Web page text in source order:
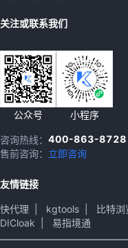
关注或联系我们
公众号 小程序
咨询热线： 400-863-8728
售前咨询： 立即咨询
友情链接
快代理 kgtools 比特浏
DICloak
易指境通